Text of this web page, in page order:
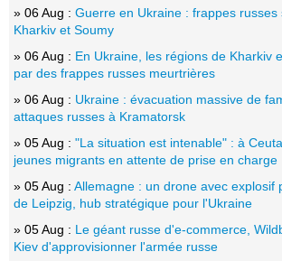
» 06 Aug : Guerre en Ukraine : frappes
Kharkiv et Soumy
» 06 Aug : En Ukraine, les régions de Kharkiv
par des frappes russes meurtrières
» 06 Aug : Ukraine : évacuation massive de
attaques russes à Kramatorsk
» 05 Aug : "La situation est intenable" : à
jeunes migrants en attente de prise en charge
» 05 Aug : Allemagne : un drone avec explosif
de Leipzig, hub stratégique pour l'Ukraine
» 05 Aug : Le géant russe d'e-commerce,
Kiev d'approvisionner l'armée russe